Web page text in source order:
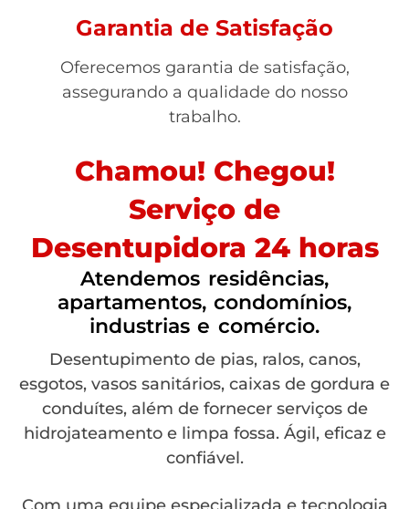
Garantia de Satisfação
Oferecemos garantia de satisfação,
assegurando a qualidade do nosso
trabalho.
Chamou! Chegou!
Serviço de
Desentupidora 24 horas
Atendemos residências,
apartamentos, condomínios,
industrias e comércio.
Desentupimento de pias, ralos, canos,
esgotos, vasos sanitários, caixas de gordura e
conduítes, além de fornecer serviços de
hidrojateamento e limpa fossa. Ágil, eficaz e
confiável.